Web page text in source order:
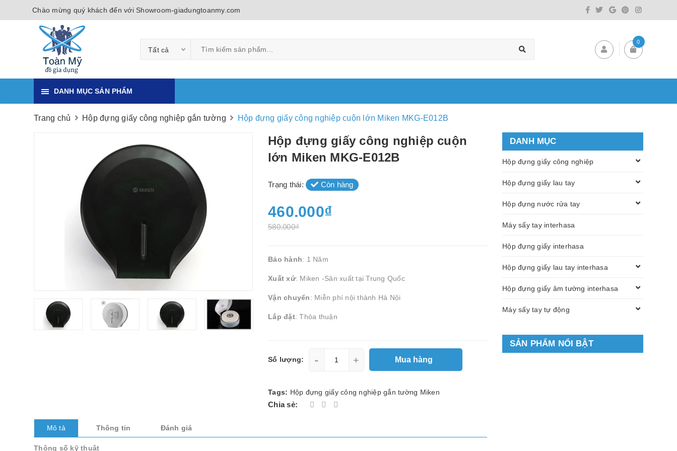
Chào mừng quý khách đến với Showroom-giadungtoanmy.com
Tất cả
0
DANH MỤC SẢN PHẨM
Trang chủ Hộp đựng giấy công nghiệp gắn tường Hộp đựng giấy công nghiệp cuộn lớn Miken MKG-E012B
Hộp đựng giấy công nghiệp cuộn
lớn Miken MKG-E012B
Trạng thái: Còn hàng
460.000₫
580.000₫
Bảo hành: 1 Năm
Xuất xứ: Miken -Sản xuất tại Trung Quốc
Vận chuyển: Miễn phí nội thành Hà Nội
Lắp đặt: Thỏa thuận
Số lượng: - + Mua hàng
Tags: Hộp đựng giấy công nghiệp gắn tường Miken
Chia sẻ:
Mô tả Thông tin Đánh giá
Thông số kỹ thuật
DANH MỤC
Hộp đựng giấy công nghiệp
Hộp đựng giấy lau tay
Hộp đựng nước rửa tay
Máy sấy tay interhasa
Hộp đựng giấy interhasa
Hộp đựng giấy lau tay interhasa
Hộp đựng giấy âm tường interhasa
Máy sấy tay tự động
SẢN PHẨM NỔI BẬT